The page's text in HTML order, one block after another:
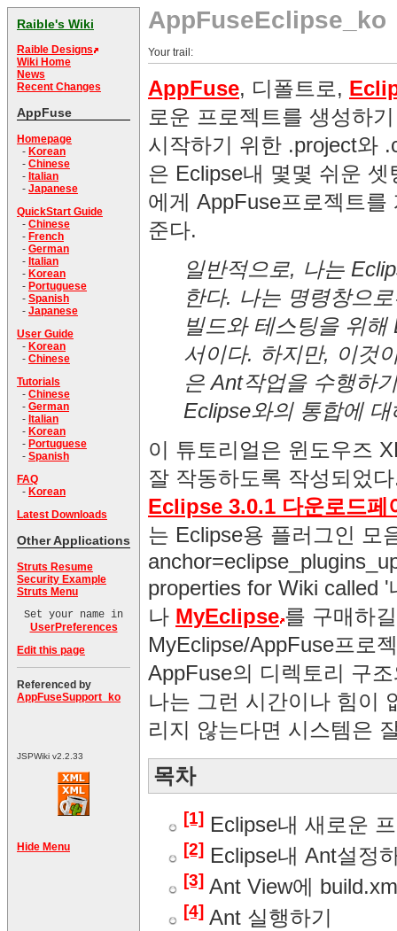
Raible's Wiki
Raible Designs
Wiki Home
News
Recent Changes
AppFuse
Homepage
- Korean
- Chinese
- Italian
- Japanese
QuickStart Guide
- Chinese
- French
- German
- Italian
- Korean
- Portuguese
- Spanish
- Japanese
User Guide
- Korean
- Chinese
Tutorials
- Chinese
- German
- Italian
- Korean
- Portuguese
- Spanish
FAQ
- Korean
Latest Downloads
Other Applications
Struts Resume
Security Example
Struts Menu
Set your name in
UserPreferences
Edit this page
Referenced by
AppFuseSupport_ko
JSPWiki v2.2.33
Hide Menu
AppFuseEclipse_ko
Your trail:
AppFuse, 디폴트로,
로운 프로젝트를 생성하
시작하기 위한 .project와
은 Eclipse내 몇몇 쉬운
에게 AppFuse프로젝트
준다.
일반적으로, 나는
한다. 나는 명령창으
빌드와 테스팅을 위
서이다. 하지만, 이것
은 Ant작업을 수행하
Eclipse와의 통합에
이 튜토리얼은 윈도우즈
잘 작동하도록 작성되었
Eclipse 3.0.1 다운로드페
는 Eclipse용 플러그인 모
properties for Wiki called
나 MyEclipse 를 구매하
MyEclipse/AppFuse프로
AppFuse의 디렉토리 구
나는 그런 시간이나 힘이
리지 않는다면 시스템은
목차
[1] Eclipse내 새로운
[2] Eclipse내 Ant설정
[3] Ant View에
[4] Ant 실행하기